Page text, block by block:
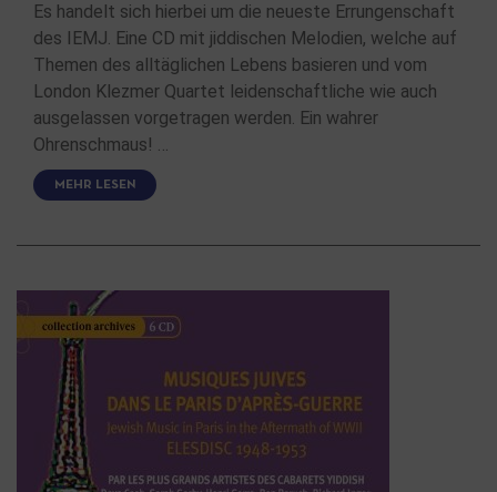
Es handelt sich hierbei um die neueste Errungenschaft
des IEMJ. Eine CD mit jiddischen Melodien, welche auf
Themen des alltäglichen Lebens basieren und vom
London Klezmer Quartet leidenschaftliche wie auch
ausgelassen vorgetragen werden. Ein wahrer
Ohrenschmaus! …
MEHR LESEN